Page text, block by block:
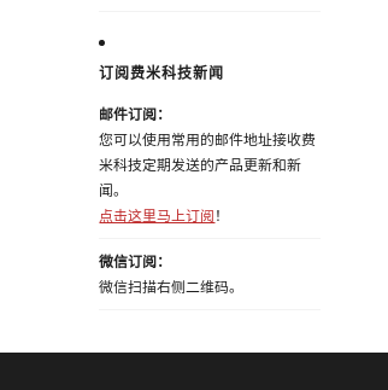
订阅费米科技新闻
邮件订阅：
您可以使用常用的邮件地址接收费
米科技定期发送的产品更新和新
闻。
点击这里马上订阅 ！
微信订阅：
微信扫描右侧二维码。